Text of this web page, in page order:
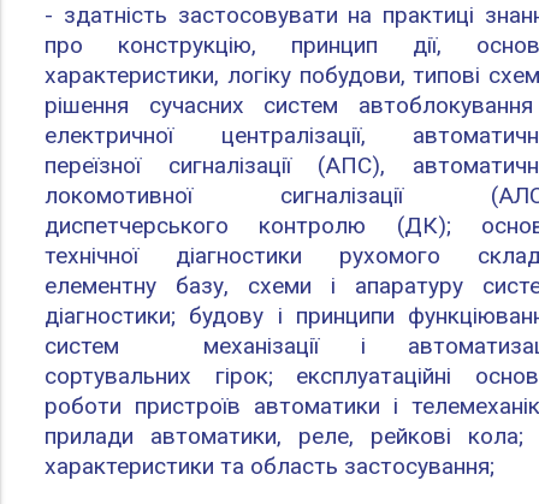
- здатність застосовувати на практиці
про конструкцію, принцип дії,
характеристики, логіку побудови, типові
рішення сучасних систем
електричної централізації,
переїзної сигналізації (АПС),
локомотивної сигналізації
диспетчерського контролю (ДК);
технічної діагностики рухомого
елементну базу, схеми і апаратуру
діагностики; будову і принципи
систем механізації і
сортувальних гірок; експлуатаційні
роботи пристроїв автоматики і
прилади автоматики, реле, рейкові кола;
характеристики та область застосування;